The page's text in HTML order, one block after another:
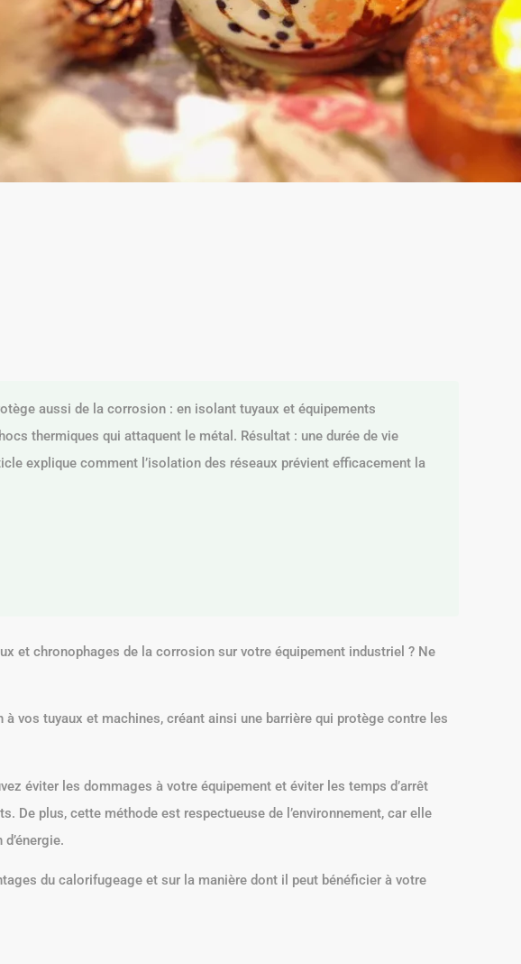
aussi de la corrosion : en isolant tuyaux et équipements
thermiques qui attaquent le métal. Résultat : une durée de vie
explique comment l’isolation des réseaux prévient efficacement la
et chronophages de la corrosion sur votre équipement industriel ? Ne
vos tuyaux et machines, créant ainsi une barrière qui protège contre les
éviter les dommages à votre équipement et éviter les temps d’arrêt
De plus, cette méthode est respectueuse de l’environnement, car elle
du calorifugeage et sur la manière dont il peut bénéficier à votre